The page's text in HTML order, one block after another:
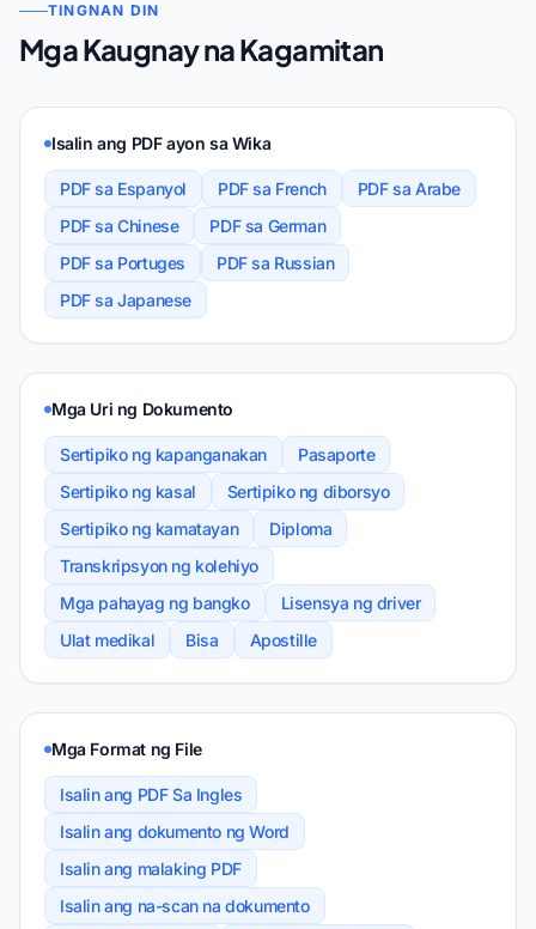
TINGNAN DIN
Mga Kaugnay na Kagamitan
Isalin ang PDF ayon sa Wika
PDF sa Espanyol PDF sa French
PDF sa Arabe
PDF sa Chinese
PDF sa German
PDF sa Portuges
PDF sa Russian
PDF sa Japanese
Mga Uri ng Dokumento
Sertipiko ng kapanganakan
Pasaporte
Sertipiko ng kasal
Sertipiko ng diborsyo
Sertipiko ng kamatayan
Diploma
Transkripsyon ng kolehiyo
Mga pahayag ng bangko
Lisensya ng driver
Ulat medikal
Bisa Apostille
Mga Format ng File
Isalin ang PDF Sa Ingles
Isalin ang dokumento ng Word
Isalin ang malaking PDF
Isalin ang na-scan na dokumento